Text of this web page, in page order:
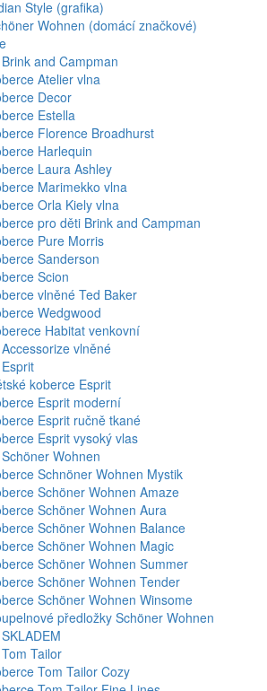
Style (grafika)
Wohnen (domácí značkové)
and Campman
Atelier vlna
Decor
Estella
Florence Broadhurst
Harlequin
Laura Ashley
Marimekko vlna
Orla Kiely vlna
pro děti Brink and Campman
Pure Morris
Sanderson
Scion
vlněné Ted Baker
Wedgwood
Habitat venkovní
vlněné
koberce Esprit
Esprit moderní
Esprit ručně tkané
Esprit vysoký vlas
Wohnen
Schnöner Wohnen Mystik
Schöner Wohnen Amaze
Schöner Wohnen Aura
Schöner Wohnen Balance
Schöner Wohnen Magic
Schöner Wohnen Summer
Schöner Wohnen Tender
Schöner Wohnen Winsome
předložky Schöner Wohnen
Tailor
Tom Tailor Cozy